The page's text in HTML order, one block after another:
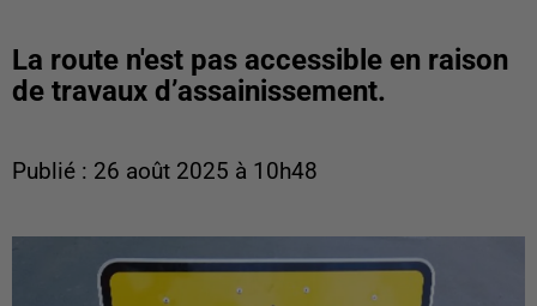
La route n'est pas accessible en raison
de travaux d’assainissement.
Publié : 26 août 2025 à 10h48